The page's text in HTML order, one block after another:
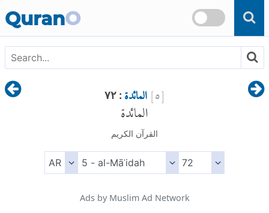
Skip to main content
QuranO
[٥]المائدة : ٧٢المائدة
القرآن الكريم
Ads by Muslim Ad Network